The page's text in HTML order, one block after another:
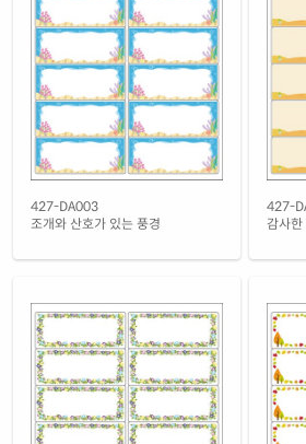
흰색 광택 방수 시치미 잉크젯
RV427LU-DX193잉크젯 전용
흰색 광택 레이저
CL427LG-DX193레이저 전용
흰색 광택 시치미 레이저
RV427LG-DX193 레이저 전용
흰색(50μm) 광택 방수 레이저
CL427WP-DX193
레이저 전용
흰색 무광 방수 시치미 레이저
RV427MP-DX193레이저 전용
투명(25μm) 방수 레이저
CL427TT-DX193레이저 전용
427-DA003
조개와 산호가 있는 풍경
427-
감사한